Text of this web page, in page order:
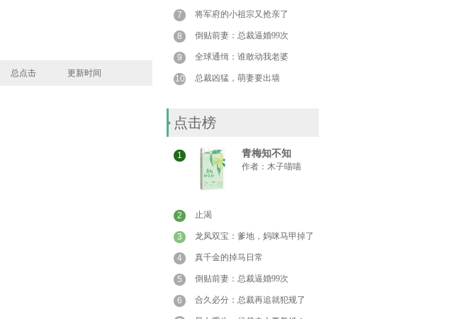
总点击 更新时间
7 将军府的小祖宗又抢亲了
8 倒贴前妻：总裁逼婚99次
9 全球通缉：谁敢动我老婆
10 总裁凶猛，萌妻要出墙
点击榜
1 青梅知不知
作者： 木子喵喵
2 止渴
3 龙凤双宝：爹地，妈咪马甲掉了
4 真千金的掉马日常
5 倒贴前妻：总裁逼婚99次
6 合久必分：总裁再追就犯规了